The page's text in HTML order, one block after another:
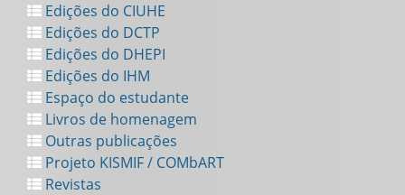
Edições do CIUHE
Edições do DCTP
Edições do DHEPI
Edições do IHM
Espaço do estudante
Livros de homenagem
Outras publicações
Projeto KISMIF / COMbART
Revistas